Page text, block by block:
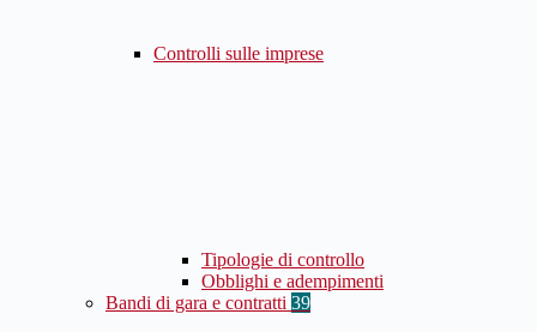
Controlli sulle imprese
Tipologie di controllo
Obblighi e adempimenti
Bandi di gara e contratti 39